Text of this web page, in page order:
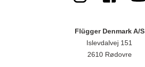
Flügger Denmark A/S
Islevdalvej 151
2610 Rødovre